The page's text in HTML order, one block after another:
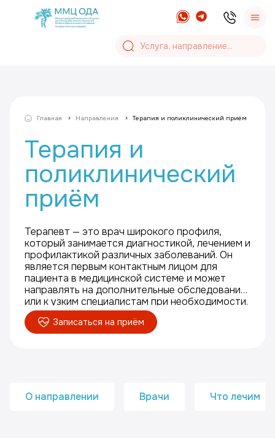
Главная Направления Терапия и поликлинический приём
Терапия и
поликлинический
приём
Терапевт — это врач широкого профиля,
который занимается диагностикой, лечением и
профилактикой различных заболеваний. Он
является первым контактным лицом для
пациента в медицинской системе и может
направлять на дополнительные обследования
или к узким специалистам при необходимости.
Записаться на приём
О направлении Врачи Что лечим